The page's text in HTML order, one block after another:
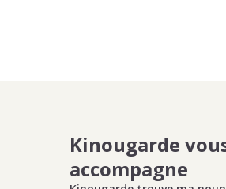
Kinougarde
accompagne